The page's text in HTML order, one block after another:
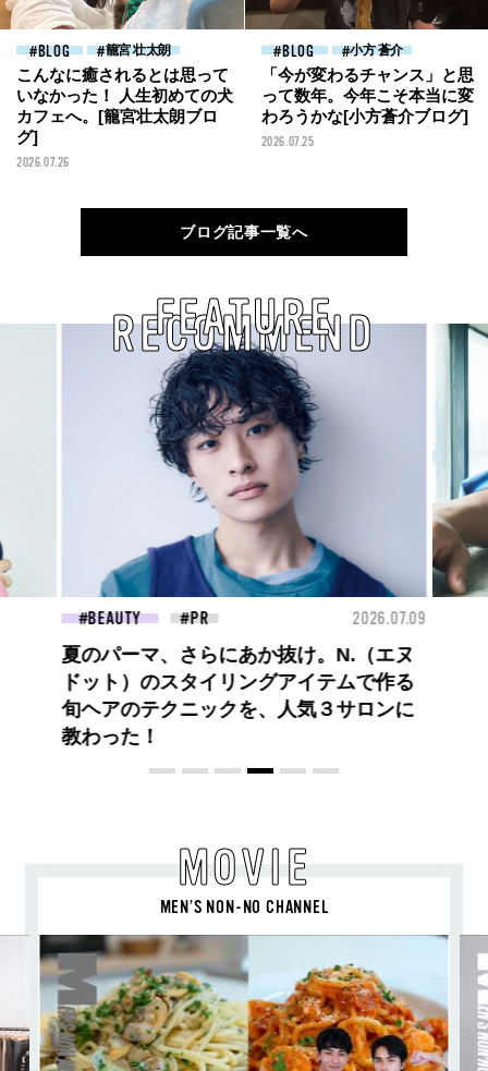
BLOG 籠宮 壮太朗
こんなに癒されるとは思って
いなかった！ 人生初めての犬
カフェへ。[籠宮壮太朗ブロ
グ]
2026.07.26
BLOG 小方 蒼介
「今が変わるチャンス」と思
って数年。今年こそ本当に変
わろうかな[小方蒼介ブログ]
2026.07.25
ブログ記事一覧へ
RECOMMEND
FEATURE
BEAUTY 2026.07.27
大胆不敵で、どこまでも自由。
BALLISTIK BOYZ 砂田将宏がまとう
COACHの新作フレグランス「コーチ ピ
ュア プラチナム パルファム」
MOVIE
MEN’S NON-NO CHANNEL